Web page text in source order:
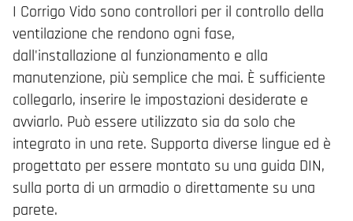
I Corrigo Vido sono controllori per il controllo della
ventilazione che rendono ogni fase,
dall'installazione al funzionamento e alla
manutenzione, più semplice che mai. È sufficiente
collegarlo, inserire le impostazioni desiderate e
avviarlo. Può essere utilizzato sia da solo che
integrato in una rete. Supporta diverse lingue ed è
progettato per essere montato su una guida DIN,
sulla porta di un armadio o direttamente su una
parete.